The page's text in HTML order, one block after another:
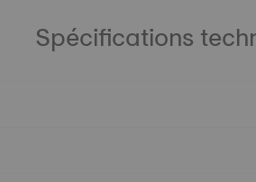
Spécifications